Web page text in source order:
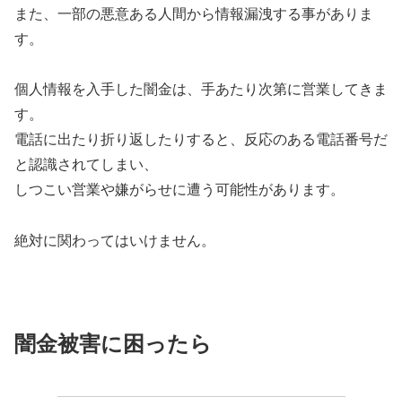
また、一部の悪意ある人間から情報漏洩する事がありま
す。
個人情報を入手した闇金は、手あたり次第に営業してきま
す。
電話に出たり折り返したりすると、反応のある電話番号だ
と認識されてしまい、
しつこい営業や嫌がらせに遭う可能性があります。
絶対に関わってはいけません。
闇金被害に困ったら